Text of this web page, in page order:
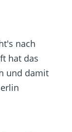
nach
hat das
und damit